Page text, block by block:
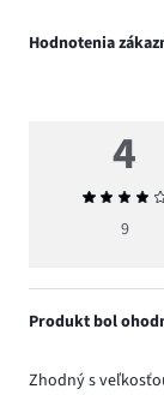
Hodnotenia
4
9
Produkt bol
Zhodný s